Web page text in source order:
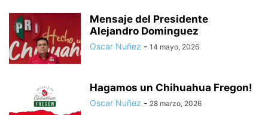
Mensaje del Presidente
Alejandro Dominguez
Oscar Nuñez - 14 mayo, 2026
Hagamos un Chihuahua Fregon!
Oscar Nuñez - 28 marzo, 2026